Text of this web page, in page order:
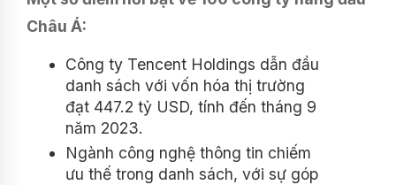
Châu Á:
Công ty Tencent Holdings dẫn đầu
danh sách với vốn hóa thị trường
đạt 447.2 tỷ USD, tính đến tháng 9
năm 2023.
Ngành công nghệ thông tin chiếm
ưu thế trong danh sách, với sự góp